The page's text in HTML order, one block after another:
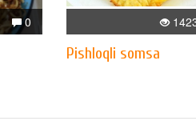
0
Pishloqli somsa